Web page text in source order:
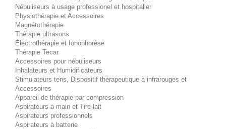
Nébuliseurs à usage professionel et hospitalier
Physiothérapie et Accessoires
Magnétothérapie
Thérapie ultrasons
Électrothérapie et Ionophorèse
Thérapie Tecar
Accessoires pour nébuliseurs
Inhalateurs et Humidificateurs
Stimulateurs tens, Dispositif thérapeutique à infrarouges et
Accessoires
Appareil de thérapie par compression
Aspirateurs à main et Tire-lait
Aspirateurs professionnels
Aspirateurs à batterie